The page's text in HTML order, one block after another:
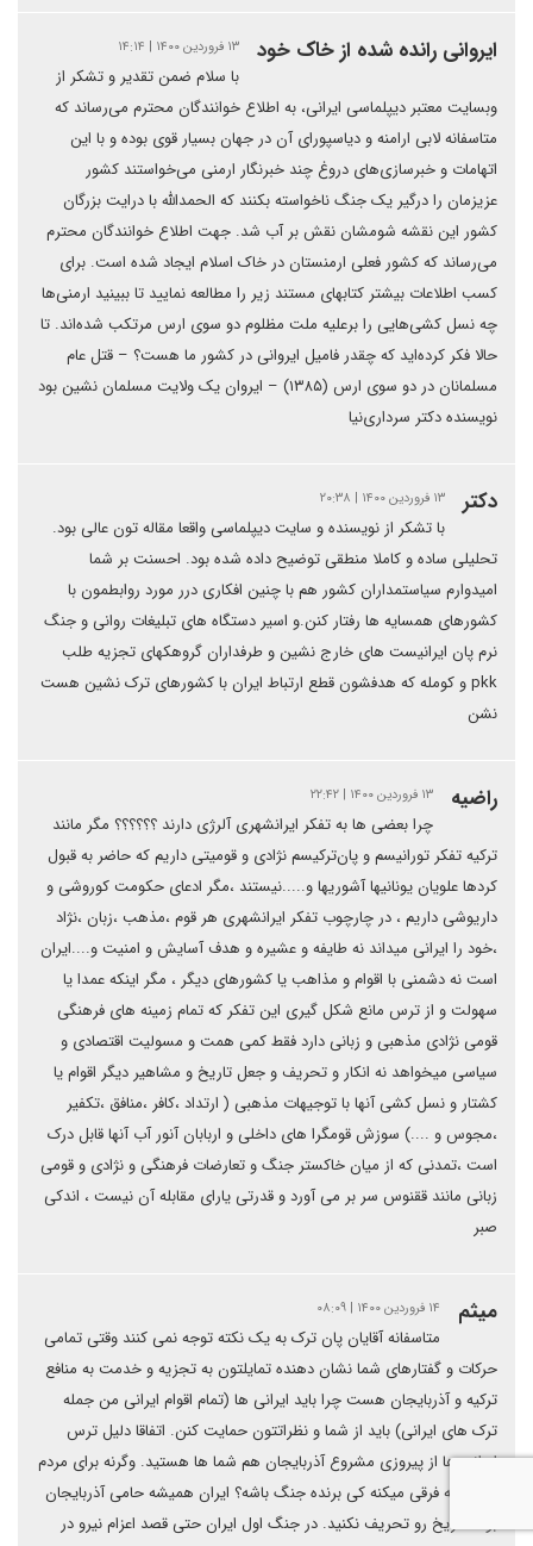
ایروانی رانده شده از خاک خود ۱۳ فروردین ۱۴۰۰ | ۱۴:۱۴
با سلام ضمن تقدیر و تشکر از
وبسایت معتبر دیپلماسی ایرانی، به اطلاع خوانندگان محترم می‌رساند که
متاسفانه لابی ارامنه و دیاسپورای آن در جهان بسیار قوی بوده و با این
اتهامات و خبرسازی‌های دروغ چند خبرنگار ارمنی می‌خواستند کشور
عزیزمان را درگیر یک جنگ ناخواسته بکنند که الحمدالله با درایت بزرگان
کشور این نقشه شومشان نقش بر آب شد. جهت اطلاع خوانندگان محترم
می‌رساند که کشور فعلی ارمنستان در خاک اسلام ایجاد شده است. برای
کسب اطلاعات بیشتر کتابهای مستند زیر را مطالعه نمایید تا ببینید ارمنی‌ها
چه نسل کشی‌هایی را برعلیه ملت مظلوم دو سوی ارس مرتکب شده‌اند. تا
حالا فکر کرده‌اید که چقدر فامیل ایروانی در کشور ما هست؟ – قتل عام
مسلمانان در دو سوی ارس (۱۳۸۵) – ایروان یک ولایت مسلمان نشین بود
نویسنده دکتر سرداری‌نیا
دکتر ۱۳ فروردین ۱۴۰۰ | ۲۰:۳۸
با تشکر از نویسنده و سایت دیپلماسی واقعا مقاله تون عالی بود.
تحلیلی ساده و کاملا منطقی توضیح داده شده بود. احسنت بر شما
امیدوارم سیاستمداران کشور هم با چنین افکاری درر مورد روابطمون با
کشورهای همسایه ها رفتار کنن.و اسیر دستگاه های تبلیغات روانی و جنگ
نرم پان ایرانیست های خارج نشین و طرفداران گروهکهای تجزیه طلب
pkk و کومله که هدفشون قطع ارتباط ایران با کشورهای ترک نشین هست
نشن
راضیه ۱۳ فروردین ۱۴۰۰ | ۲۲:۴۲
چرا بعضی ها به تفکر ایرانشهری آلرژی دارند ؟؟؟؟؟؟ مگر مانند
ترکیه تفکر تورانیسم و پان‌ترکیسم نژادی و قومیتی داریم که حاضر به قبول
کردها علویان یونانیها آشوریها و.....نیستند ،مگر ادعای حکومت کوروشی و
داریوشی داریم ، در چارچوب تفکر ایرانشهری هر قوم ،مذهب ،زبان ،نژاد
،خود را ایرانی میداند نه طایفه و عشیره و هدف آسایش و امنیت و....ایران
است نه دشمنی با اقوام و مذاهب یا کشورهای دیگر ، مگر اینکه عمدا یا
سهولت و از ترس مانع شکل گیری این تفکر که تمام زمینه های فرهنگی
قومی نژادی مذهبی و زبانی دارد فقط کمی همت و مسولیت اقتصادی و
سیاسی میخواهد نه انکار و تحریف و جعل تاریخ و مشاهیر دیگر اقوام یا
کشتار و نسل کشی آنها با توجیهات مذهبی ( ارتداد ،کافر ،منافق ،تکفیر
،مجوس و ....) سوزش قومگرا های داخلی و اربابان آنور آب آنها قابل درک
است ،تمدنی که از میان خاکستر جنگ و تعارضات فرهنگی و نژادی و قومی
زبانی مانند ققنوس سر بر می آورد و قدرتی یارای مقابله آن نیست ، اندکی
صبر
میثم ۱۴ فروردین ۱۴۰۰ | ۰۸:۰۹
متاسفانه آقایان پان ترک به یک نکته توجه نمی کنند وقتی تمامی
حرکات و گفتارهای شما نشان دهنده تمایلتون به تجزیه و خدمت به منافع
ترکیه و آذربایجان هست چرا باید ایرانی ها (تمام اقوام ایرانی من جمله
ترک های ایرانی) باید از شما و نظراتتون حمایت کنن. اتفاقا دلیل ترس
ایرانی ها از پیروزی مشروع آذربایجان هم شما ها هستید. وگرنه برای مردم
ایران چه فرقی میکنه کی برنده جنگ باشه؟ ایران همیشه حامی آذربایجان
بوده تاریخ رو تحریف نکنید. در جنگ اول ایران حتی قصد اعزام نیرو در